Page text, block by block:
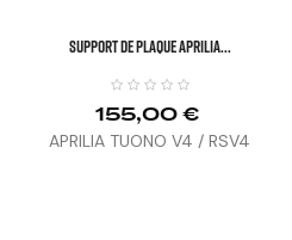
SUPPORT DE PLAQUE APRILIA...
155,00 €
APRILIA TUONO V4 / RSV4